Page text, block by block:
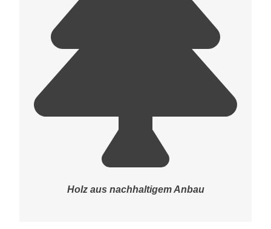
Holz aus nachhaltigem Anbau